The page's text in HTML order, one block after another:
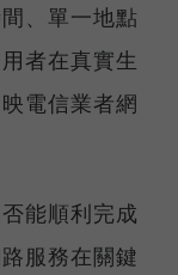
、單一地點
者在真實生
電信業者網
能順利完成
服務在關鍵